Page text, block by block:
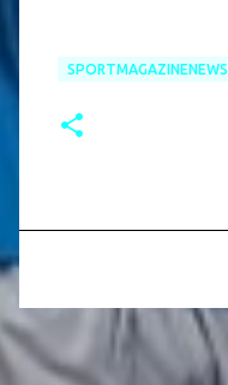
SPORTMAGAZINENEWS